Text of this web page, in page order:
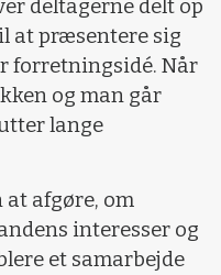
deltagerne delt op
at præsentere sig
forretningsidé. Når
og man går
lange
at afgøre, om
interesser og
et samarbejde